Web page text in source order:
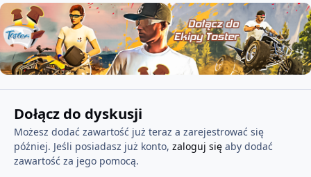
Dołącz do dyskusji
Możesz dodać zawartość już teraz a zarejestrować się
później. Jeśli posiadasz już konto, zaloguj sięaby dodać
zawartość za jego pomocą.